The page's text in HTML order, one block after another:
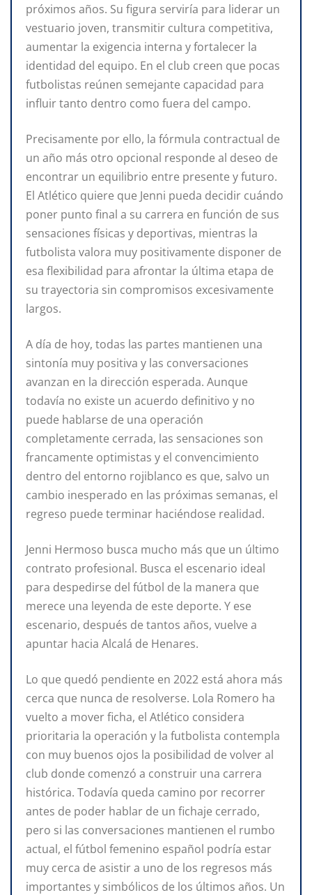
próximos años. Su figura serviría para liderar un
vestuario joven, transmitir cultura competitiva,
aumentar la exigencia interna y fortalecer la
identidad del equipo. En el club creen que pocas
futbolistas reúnen semejante capacidad para
influir tanto dentro como fuera del campo.
Precisamente por ello, la fórmula contractual de
un año más otro opcional responde al deseo de
encontrar un equilibrio entre presente y futuro.
El Atlético quiere que Jenni pueda decidir cuándo
poner punto final a su carrera en función de sus
sensaciones físicas y deportivas, mientras la
futbolista valora muy positivamente disponer de
esa flexibilidad para afrontar la última etapa de
su trayectoria sin compromisos excesivamente
largos.
A día de hoy, todas las partes mantienen una
sintonía muy positiva y las conversaciones
avanzan en la dirección esperada. Aunque
todavía no existe un acuerdo definitivo y no
puede hablarse de una operación
completamente cerrada, las sensaciones son
francamente optimistas y el convencimiento
dentro del entorno rojiblanco es que, salvo un
cambio inesperado en las próximas semanas, el
regreso puede terminar haciéndose realidad.
Jenni Hermoso busca mucho más que un último
contrato profesional. Busca el escenario ideal
para despedirse del fútbol de la manera que
merece una leyenda de este deporte. Y ese
escenario, después de tantos años, vuelve a
apuntar hacia Alcalá de Henares.
Lo que quedó pendiente en 2022 está ahora más
cerca que nunca de resolverse. Lola Romero ha
vuelto a mover ficha, el Atlético considera
prioritaria la operación y la futbolista contempla
con muy buenos ojos la posibilidad de volver al
club donde comenzó a construir una carrera
histórica. Todavía queda camino por recorrer
antes de poder hablar de un fichaje cerrado,
pero si las conversaciones mantienen el rumbo
actual, el fútbol femenino español podría estar
muy cerca de asistir a uno de los regresos más
importantes y simbólicos de los últimos años. Un